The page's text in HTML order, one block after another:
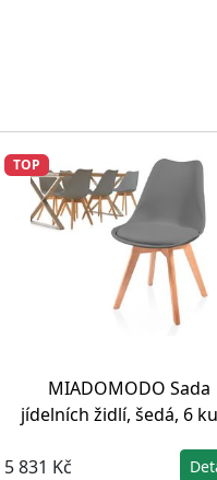
TOP
MIADOMODO Sada
jídelních židlí, šedá, 6
5 831 Kč